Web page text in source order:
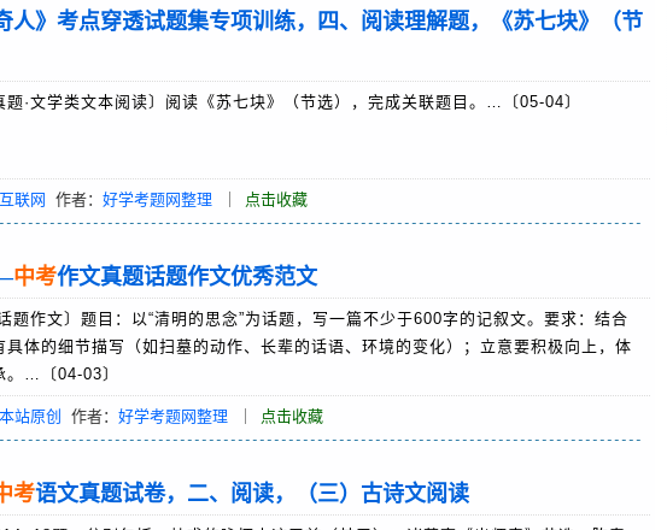
人》考点穿透试题集专项训练，四、阅读理解题，《苏七块》（节
题·文学类文本阅读〕阅读《苏七块》（节选），完成关联题目。…〔05-04〕
互联网 作者： 好学考题网整理 点击收藏
中考作文真题话题作文优秀范文
题作文〕题目：以“清明的思念”为话题，写一篇不少于600字的记叙文。要求：结合
体的细节描写（如扫墓的动作、长辈的话语、环境的变化）；立意要积极向上，体
。…〔04-03〕
本站原创 作者： 好学考题网整理 点击收藏
考语文真题试卷，二、阅读，（三）古诗文阅读